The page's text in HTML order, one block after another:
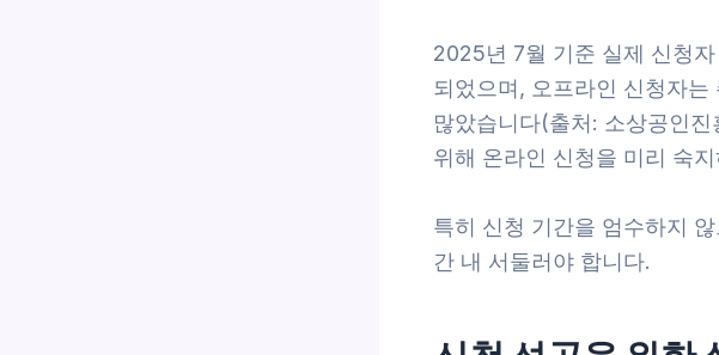
2025년 7월 기준 실제 신청
되었으며, 오프라인 신청자
많았습니다(출처: 소상공인
위해 온라인 신청을 미리 숙
특히 신청 기간을 엄수하지
간 내 서둘러야 합니다.